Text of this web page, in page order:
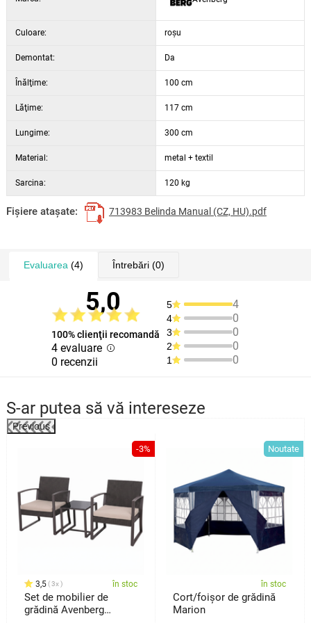
Culoare: roșu
Demontat: Da
Înălţime: 100 cm
Lăţime: 117 cm
Lungime: 300 cm
Material: metal + textil
Sarcina: 120 kg
Fişiere ataşate: 713983 Belinda Manual (CZ, HU).pdf
Evaluarea (4) Întrebări(0)
5,0
100% clienţii recomandă
4 evaluare
0 recenzii
5 4
4 0
3 0
2 0
1 0
S-ar putea să vă intereseze
Previous
-3%
3,5 3x în stoc
Set de mobilier de
grădină Avenberg
Noutate
în stoc
Cort/foișor de grădină
Marion